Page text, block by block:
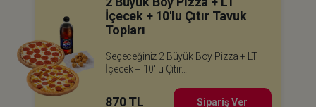
İçecek + 10'lu Çıtır Tavuk
Topları
Seçeceğiniz 2 Büyük Boy Pizza + LT
İçecek + 10'lu Çıtır...
870 TL Sipariş Ver